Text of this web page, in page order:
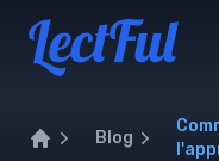
Your Company
Blog